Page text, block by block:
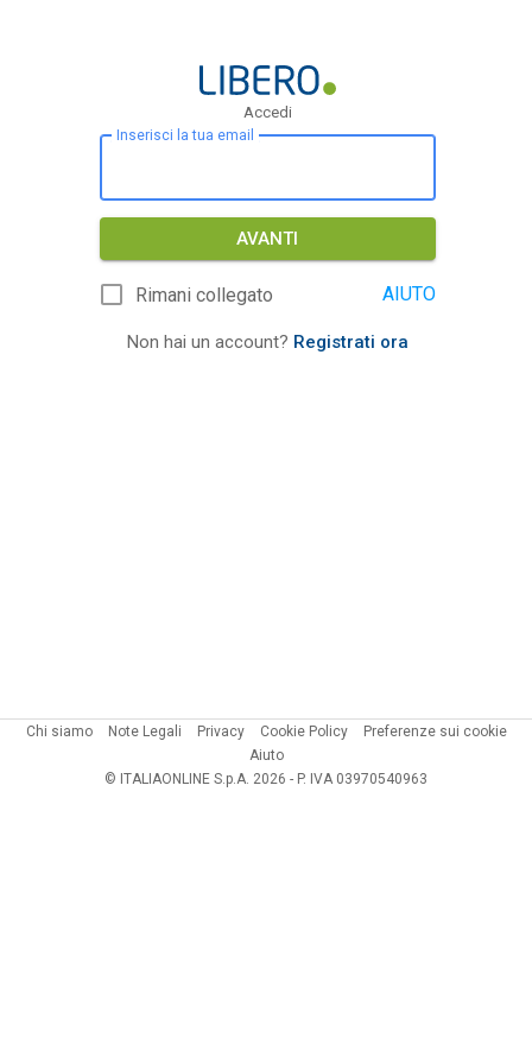
Accedi
Inserisci la tua email
AVANTI
Rimani collegato AIUTO
Non hai un account? Registrati ora
Chi siamo Note Legali Privacy Cookie Policy
Preferenze sui cookie
Aiuto
© ITALIAONLINE S.p.A. 2026 - P. IVA 03970540963